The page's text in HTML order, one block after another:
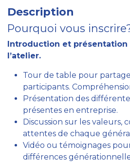
Description
Pourquoi vous
Introduction et
l’atelier.
Tour de table pour
participants.
Présentation des
présentes en entreprise.
Discussion sur les valeurs,
attentes de chaque
Vidéo ou témoignages
différences